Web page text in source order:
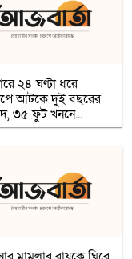
২৪ ঘণ্টা ধরে
আটকে দুই বছরের
৩৫ ফুট খননে...